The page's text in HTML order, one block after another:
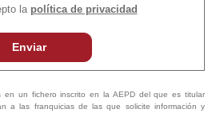
la política de privacidad
Enviar
en un fichero inscrito en la AEPD del que es titular
a las franquicias de las que solicite información y